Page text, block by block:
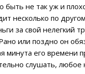
не так уж и
несколько по
за свой нелегкий
или поздно он
его времени
слушать, любое